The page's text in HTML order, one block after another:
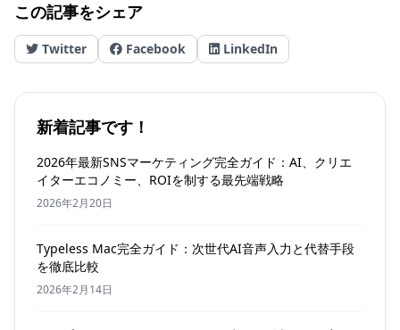
この記事をシェア
Twitter Facebook LinkedIn
新着記事です！
2026年最新SNSマーケティング完全ガイド：AI、クリエ
イターエコノミー、ROIを制する最先端戦略
2026年2月20日
Typeless Mac完全ガイド：次世代AI音声入力と代替手段
を徹底比較
2026年2月14日